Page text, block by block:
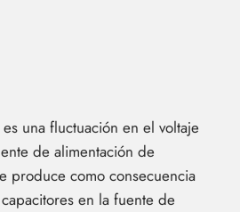
una fluctuación en el voltaje
de alimentación de
produce como consecuencia
en la fuente de